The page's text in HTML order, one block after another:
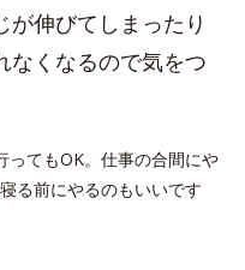
が伸びてしまったり
なくなるので気をつ
ってもOK。仕事の合間にや
る前にやるのもいいです